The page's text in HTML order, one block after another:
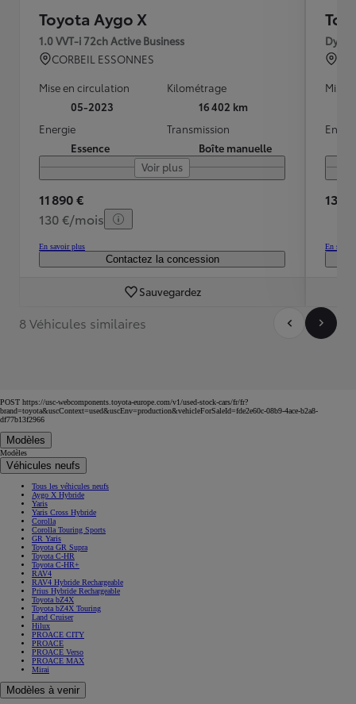
Toyota Aygo X
1.0 VVT-i 72ch Active Business
CORBEIL ESSONNES
Mise en circulation
05-2023
Kilométrage
16 402 km
Energie
Essence
Transmission
Boîte manuelle
Voir plus
11 890 €
130 €/mois
En savoir plus
Contactez la concession
Sauvegardez
Mise
13
En
8 Véhicules similaires
POST https://usc-webcomponents.toyota-europe.com/v1/used-stock-cars/fr/fr?
brand=toyota&uscContext=used&uscEnv=production&vehicleForSaleId=fde2e60c-08b9-4ace-b2a8-
df77b13f2966
Modèles
Modèles
Véhicules neufs
Tous les véhicules neufs
Aygo X Hybride
Yaris
Yaris Cross Hybride
Corolla
Corolla Touring Sports
GR Yaris
Toyota GR Supra
Toyota C-HR
Toyota C-HR+
RAV4
RAV4 Hybride Rechargeable
Prius Hybride Rechargeable
Toyota bZ4X
Toyota bZ4X Touring
Land Cruiser
Hilux
PROACE CITY
PROACE
PROACE Verso
PROACE MAX
Mirai
Modèles à venir